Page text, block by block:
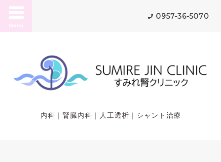
menu
0957-36-5070
内科｜腎臓内科｜人工透析｜シャント治療